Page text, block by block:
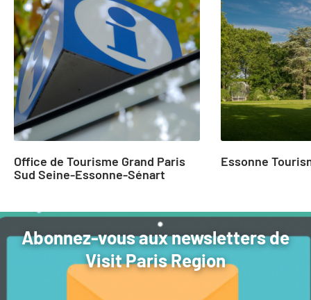
to
2
of
20
Office de Tourisme Grand Paris
Sud Seine-Essonne-Sénart
Essonne
Abonnez-vous aux newsletters de
Visit Paris Region